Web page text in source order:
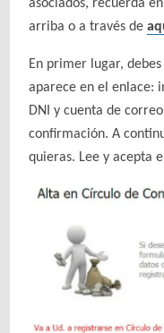
asociados, recuerda
arriba o a través de
En primer lugar,
aparece en el enlace:
DNI y cuenta de
confirmación. A
quieras. Lee y acepta